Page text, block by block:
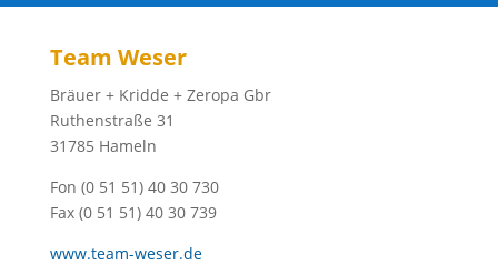
Team Weser
Bräuer + Kridde + Zeropa Gbr
Ruthenstraße 31
31785 Hameln
Fon (0 51 51) 40 30 730
Fax (0 51 51) 40 30 739
www.team-weser.de